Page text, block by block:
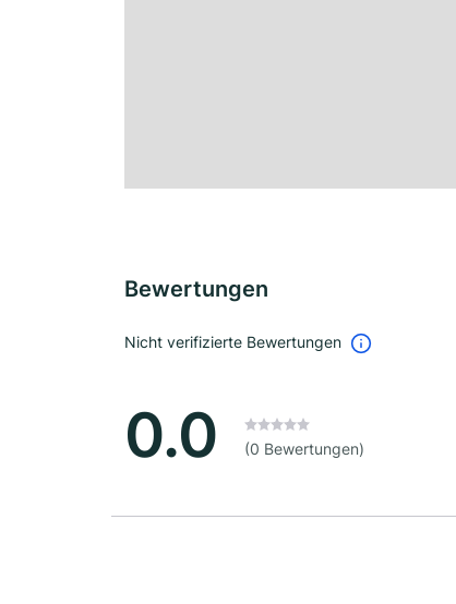
Bewertungen
Nicht verifizierte Bewertungen
0.0 (0 Bewertungen)